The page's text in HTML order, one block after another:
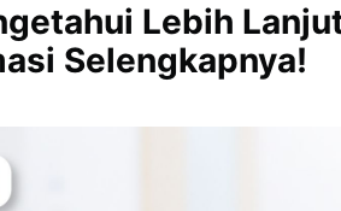
Lebih
Selengkapnya!